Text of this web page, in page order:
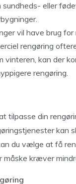
eller
vil have brug
rengøring
vinteren, kan der
rengøring.
din
kan
du vælge at få
måske kræver